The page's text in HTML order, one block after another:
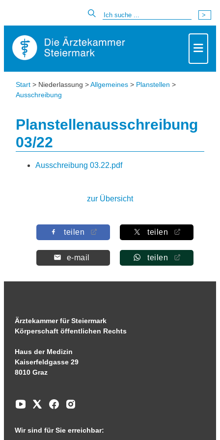
Start > Niederlassung >Allgemeines > Planstellen >
Ausschreibung
Planstellenausschreibung
03/22
Ausschreibung 03.22.pdf
zur Übersicht
teilen teilen
e-mail teilen
Ärztekammer für Steiermark
Körperschaft öffentlichen Rechts
Haus der Medizin
Kaiserfeldgasse 29
8010 Graz
Wir sind für Sie erreichbar: